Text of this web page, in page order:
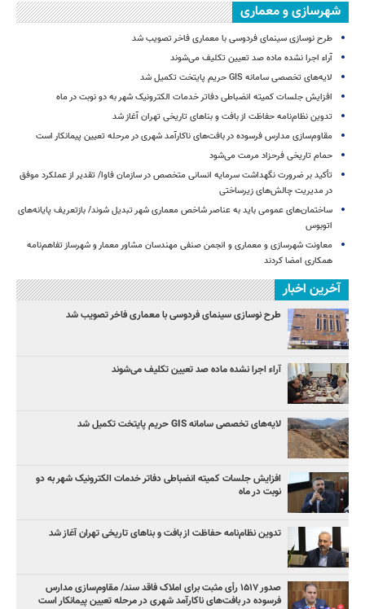
شهرسازی و معماری
طرح نوسازی سینمای فردوسی با معماری فاخر تصویب شد
آراء اجرا نشده ماده صد تعیین تکلیف می‌شوند
لایه‌های تخصصی سامانه GIS حریم پایتخت تکمیل شد
افزایش جلسات کمیته انضباطی دفاتر خدمات الکترونیک شهر به دو نوبت در ماه
تدوین نظام‌نامه حفاظت از بافت و بناهای تاریخی تهران آغاز شد
مقاوم‌سازی مدارس فرسوده در بافت‌های ناکارآمد شهری در مرحله تعیین پیمانکار است
حمام تاریخی فرحزاد مرمت می‌شود
تأکید بر ضرورت نگهداشت سرمایه انسانی متخصص در سازمان فاوا/ تقدیر از عملکرد موفق
در مدیریت چالش‌های زیرساختی
ساختمان‌های عمومی باید به عناصر شاخص معماری شهر تبدیل شوند/ بازتعریف پایانه‌های
اتوبوس
معاونت شهرسازی و معماری و انجمن صنفی مهندسان مشاور معمار و شهرساز تفاهم‌نامه
همکاری امضا کردند
آخرین اخبار
طرح نوسازی سینمای فردوسی با معماری فاخر تصویب شد
آراء اجرا نشده ماده صد تعیین تکلیف می‌شوند
لایه‌های تخصصی سامانه GIS حریم پایتخت تکمیل شد
افزایش جلسات کمیته انضباطی دفاتر خدمات الکترونیک شهر به دو
نوبت در ماه
تدوین نظام‌نامه حفاظت از بافت و بناهای تاریخی تهران آغاز شد
صدور ۱۵۱۷ رأی مثبت برای املاک فاقد سند/ مقاوم‌سازی مدارس
فرسوده در بافت‌های ناکارآمد شهری در مرحله تعیین پیمانکار است